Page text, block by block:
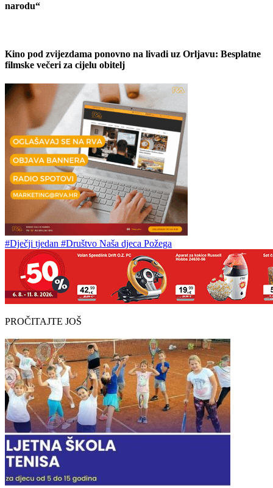
narodu“
Kino pod zvijezdama ponovno na livadi uz Orljavu: Besplatne
filmske večeri za cijelu obitelj
#Dječji tjedan #Društvo Naša djeca Požega
PROČITAJTE JOŠ